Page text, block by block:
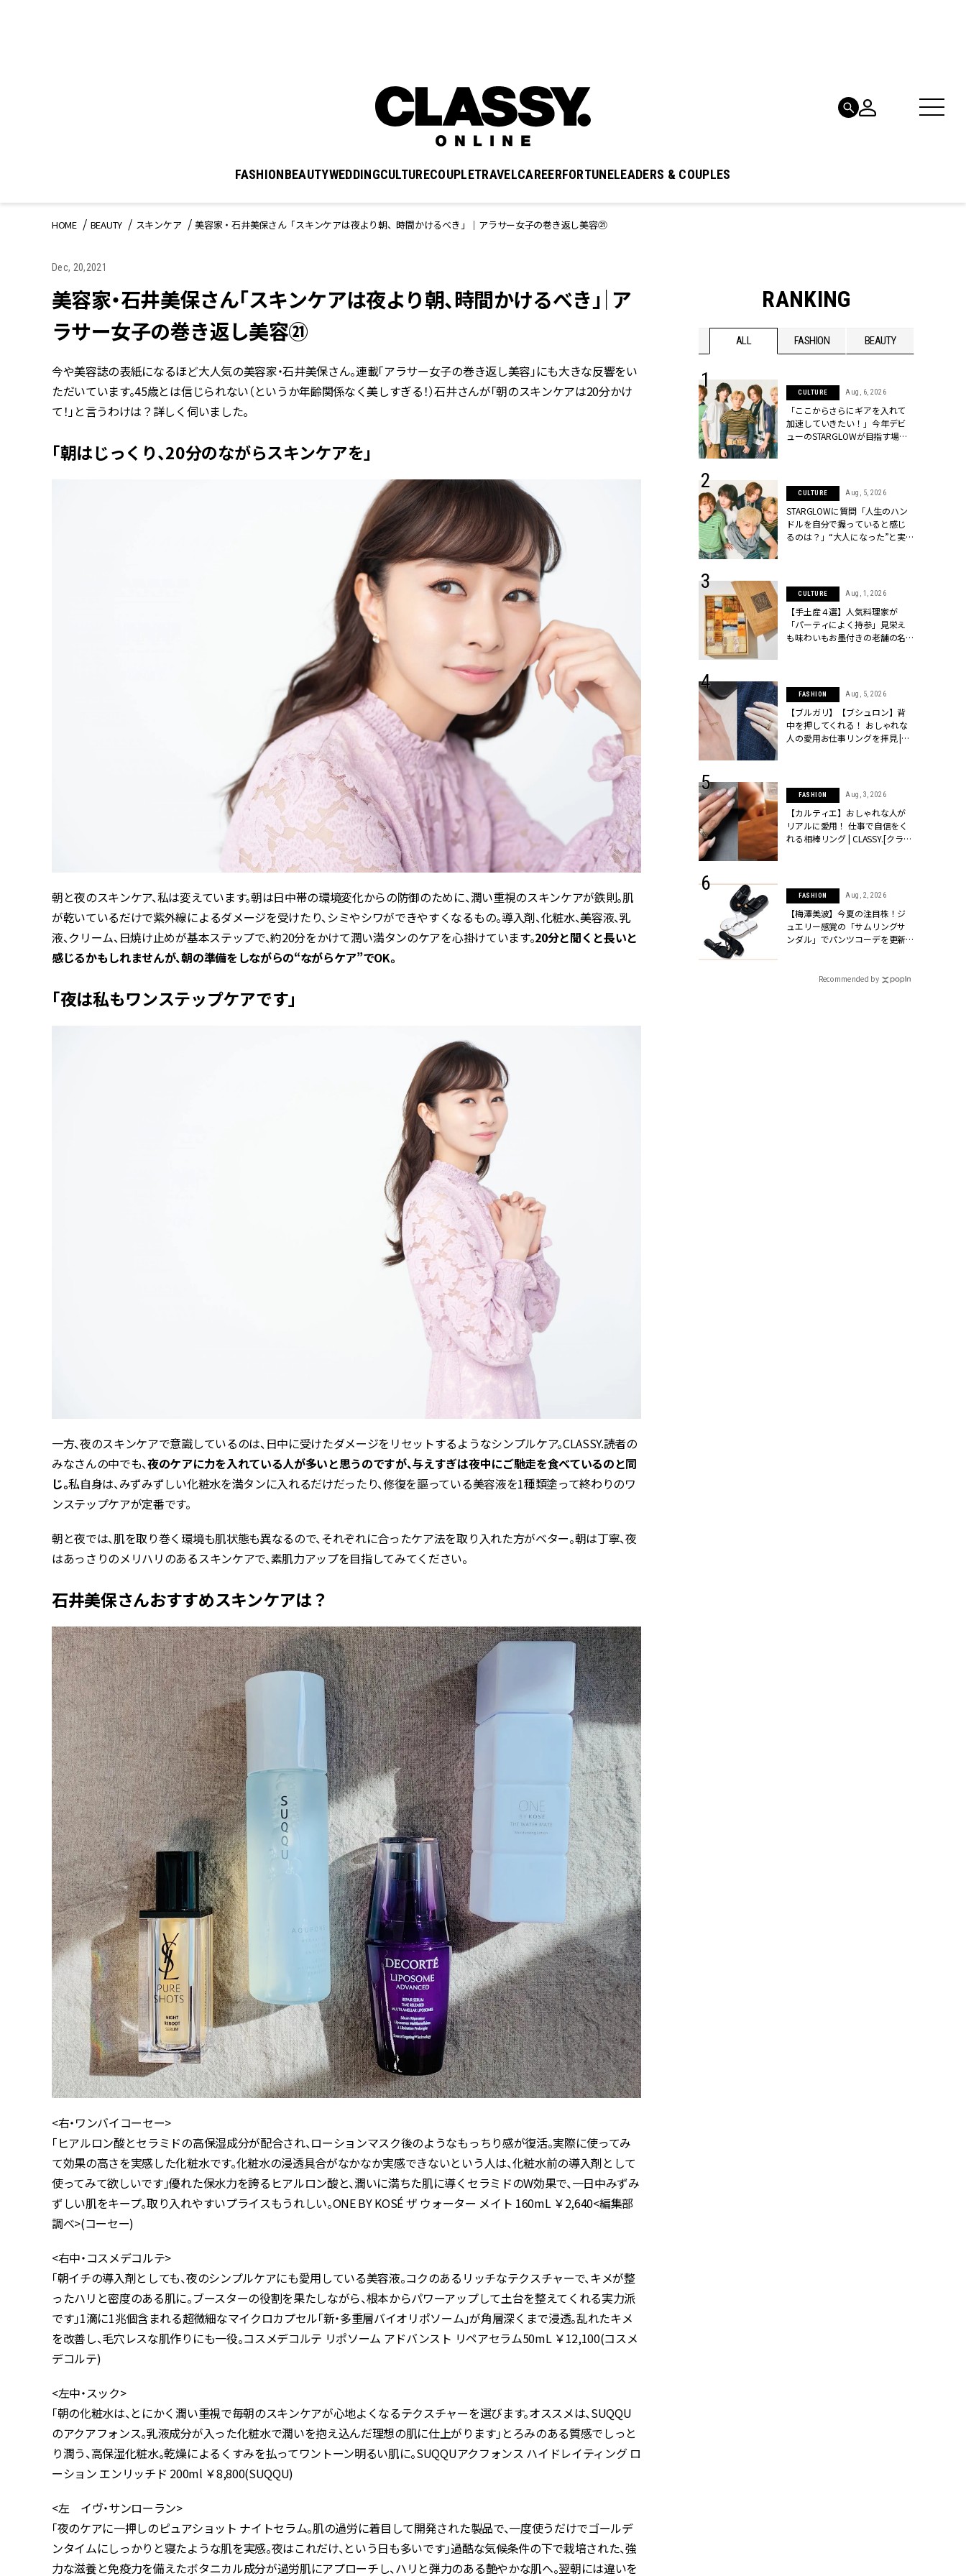
FASHIONBEAUTYWEDDINGCULTURECOUPLETRAVELCAREERFORTUNELEADERS & COUPLES
HOME BEAUTY スキンケア 美容家・石井美保さん「スキンケアは夜より朝、時間かけるべき」｜アラサー女子の巻き返し美容㉑
Dec, 20,2021
美容家・石井美保さん「スキンケアは夜より朝、時間かけるべき」｜ア
ラサー女子の巻き返し美容㉑
今や美容誌の表紙になるほど大人気の美容家・石井美保さん。連載「アラサー女子の巻き返し美容」にも大きな反響をい
ただいています。45歳とは信じられない（というか年齢関係なく美しすぎる！）石井さんが「朝のスキンケアは20分かけ
て！」と言うわけは？詳しく伺いました。
「朝はじっくり、20分のながらスキンケアを」
朝と夜のスキンケア、私は変えています。朝は日中帯の環境変化からの防御のために、潤い重視のスキンケアが鉄則。肌
が乾いているだけで紫外線によるダメージを受けたり、シミやシワができやすくなるもの。導入剤、化粧水、美容液、乳
液、クリーム、日焼け止めが基本ステップで、約20分をかけて潤い満タンのケアを心掛けています。20分と聞くと長いと
感じるかもしれませんが、朝の準備をしながらの“ながらケア”でOK。
「夜は私もワンステップケアです」
一方、夜のスキンケアで意識しているのは、日中に受けたダメージをリセットするようなシンプルケア。CLASSY.読者の
みなさんの中でも、夜のケアに力を入れている人が多いと思うのですが、与えすぎは夜中にご馳走を食べているのと同
じ。私自身は、みずみずしい化粧水を満タンに入れるだけだったり、修復を謳っている美容液を1種類塗って終わりのワ
ンステップケアが定番です。
朝と夜では、肌を取り巻く環境も肌状態も異なるので、それぞれに合ったケア法を取り入れた方がベター。朝は丁寧、夜
はあっさりのメリハリのあるスキンケアで、素肌力アップを目指してみてください。
石井美保さんおすすめスキンケアは？
<右・ワンバイコーセー>
「ヒアルロン酸とセラミドの高保湿成分が配合され、ローションマスク後のようなもっちり感が復活。実際に使ってみ
て効果の高さを実感した化粧水です。化粧水の浸透具合がなかなか実感できないという人は、化粧水前の導入剤として
使ってみて欲しいです」優れた保水力を誇るヒアルロン酸と、潤いに満ちた肌に導くセラミドのW効果で、一日中みずみ
ずしい肌をキープ。取り入れやすいプライスもうれしい。ONE BY KOSÉ ザ ウォーター メイト 160mL ￥2,640<編集部
調べ>(コーセー)
<右中・コスメデコルテ>
「朝イチの導入剤としても、夜のシンプルケアにも愛用している美容液。コクのあるリッチなテクスチャーで、キメが整
ったハリと密度のある肌に。ブースターの役割を果たしながら、根本からパワーアップして土台を整えてくれる実力派
です」1滴に1兆個含まれる超微細なマイクロカプセル「新・多重層バイオリポソーム」が角層深くまで浸透。乱れたキメ
を改善し、毛穴レスな肌作りにも一役。コスメデコルテ リポソーム アドバンスト リペアセラム50mL ￥12,100(コスメ
デコルテ)
<左中・スック>
「朝の化粧水は、とにかく潤い重視で毎朝のスキンケアが心地よくなるテクスチャーを選びます。オススメは、SUQQU
のアクアフォンス。乳液成分が入った化粧水で潤いを抱え込んだ理想の肌に仕上がります」とろみのある質感でしっと
り潤う、高保湿化粧水。乾燥によるくすみを払ってワントーン明るい肌に。SUQQUアクフォンス ハイドレイティング ロ
ーション エンリッチド 200ml ￥8,800(SUQQU)
<左 イヴ・サンローラン>
「夜のケアに一押しのピュアショット ナイトセラム。肌の過労に着目して開発された製品で、一度使うだけでゴールデ
ンタイムにしっかりと寝たような肌を実感。夜はこれだけ、という日も多いです」過酷な気候条件の下で栽培された、強
力な滋養と免疫力を備えたボタニカル成分が過労肌にアプローチし、ハリと弾力のある艶やかな肌へ。翌朝には違いを
RANKING
ALL FASHION BEAUTY
BEAUTY Aug, 5, 2026
かな肌を目指す | CLASSY.[クラッ
シィ]
BEAUTY Aug, 6, 2026
【ヘアアクセ6選】手抜きに見え
ない！アラサーのまとめ髪が垢
抜ける「即戦力アクセ」たち |
CLASSY.[クラッシィ]
BEAUTY Aug, 5, 2026
ユニクロ名品も！日焼け対策ガ
チ勢の「ないと無理」なアイテ
ムハック7選 | CLASSY.[クラッシ
ィ]
BEAUTY Nov, 17, 2025
【落ちない名品リップ10選】塗
り直しできない・皮むけしやす
いetc.悩みをクリア | CLASSY.[ク
ラッシィ]
BEAUTY Aug, 7, 2026
冷房・紫外線etc...「夏の隠れ乾
燥」を防ぐ【ベタつかない名品
クリーム】3選＜30代のベストコ
スメ＞ | CLASSY.[クラッシィ]
BEAUTY Jul, 13, 2026
朝の“寝ぐせ直し”はもういらな
い！夜に仕込む「ヘアケア家
電」3選 | CLASSY.[クラッシィ]
WEDDING Feb, 16, 2026
ング22選｜20〜30代カップルの
エピソードも | CLASSY.[クラッシ
ィ]
WEDDING
【トレンドの巻き方３選】結婚
式ゲスト服の鉄板“シンプル黒ワ
ンピ”は『スカーフ』で盛るのが
正解！ | CLASSY.[クラッシィ]
Aug, 18, 2025
20万円台〜【カルティエ人気リ
ング４選】ラブ、トリニティetc.
を『マリッジ』に選ぶ人増えて
ます！ | CLASSY.[クラッシィ]
WEDDING Mar, 24, 2026
失敗しない“ゲスト服”は【セオ
リー】にある！結婚式にも仕事
にも使える上質ベーシック４選 |
CULTURE Aug, 6, 2026
「ここからさらにギアを入れて
加速していきたい！」今年デビ
ューのSTARGLOWが目指す場所
CULTURE Aug, 5, 2026
STARGLOWに質問「人生のハン
ドルを自分で握っていると感じ
るのは？」“大️人になった”と実
CULTURE Aug, 1, 2026
【手土産４選】人気料理家が
「パーティによく持参」見栄え
も味わいもお墨付きの老舗の名
FASHION Aug, 5, 2026
【ブルガリ】【ブシュロン】背
中を押してくれる！ おしゃれな
人の愛用お仕事リングを拝見 |
FASHION Aug, 3, 2026
【カルティエ】おしゃれな人が
リアルに愛用！ 仕事で自信をく
れる相棒リング | CLASSY.[クラッ
FASHION Aug, 2, 2026
【梅澤美波】今夏の注目株！ジ
ュエリー感覚の「サムリングサ
ンダル」でパンツコーデを更新 |
Recommended by